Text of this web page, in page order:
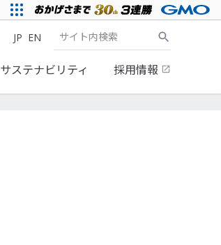
サステナビリティ 採用情報
JP EN